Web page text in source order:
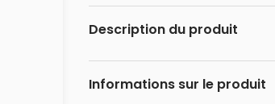
Description du produit
Sarah Reyes
Informations sur le produit